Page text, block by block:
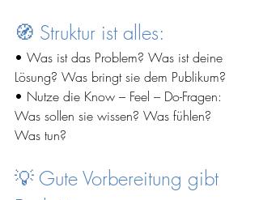
🧭 Struktur ist alles:
• Was ist das Problem? Was ist deine
Lösung? Was bringt sie dem Publikum?
• Nutze die Know – Feel – Do-Fragen:
Was sollen sie wissen? Was fühlen?
Was tun?
💡 Gute Vorbereitung gibt